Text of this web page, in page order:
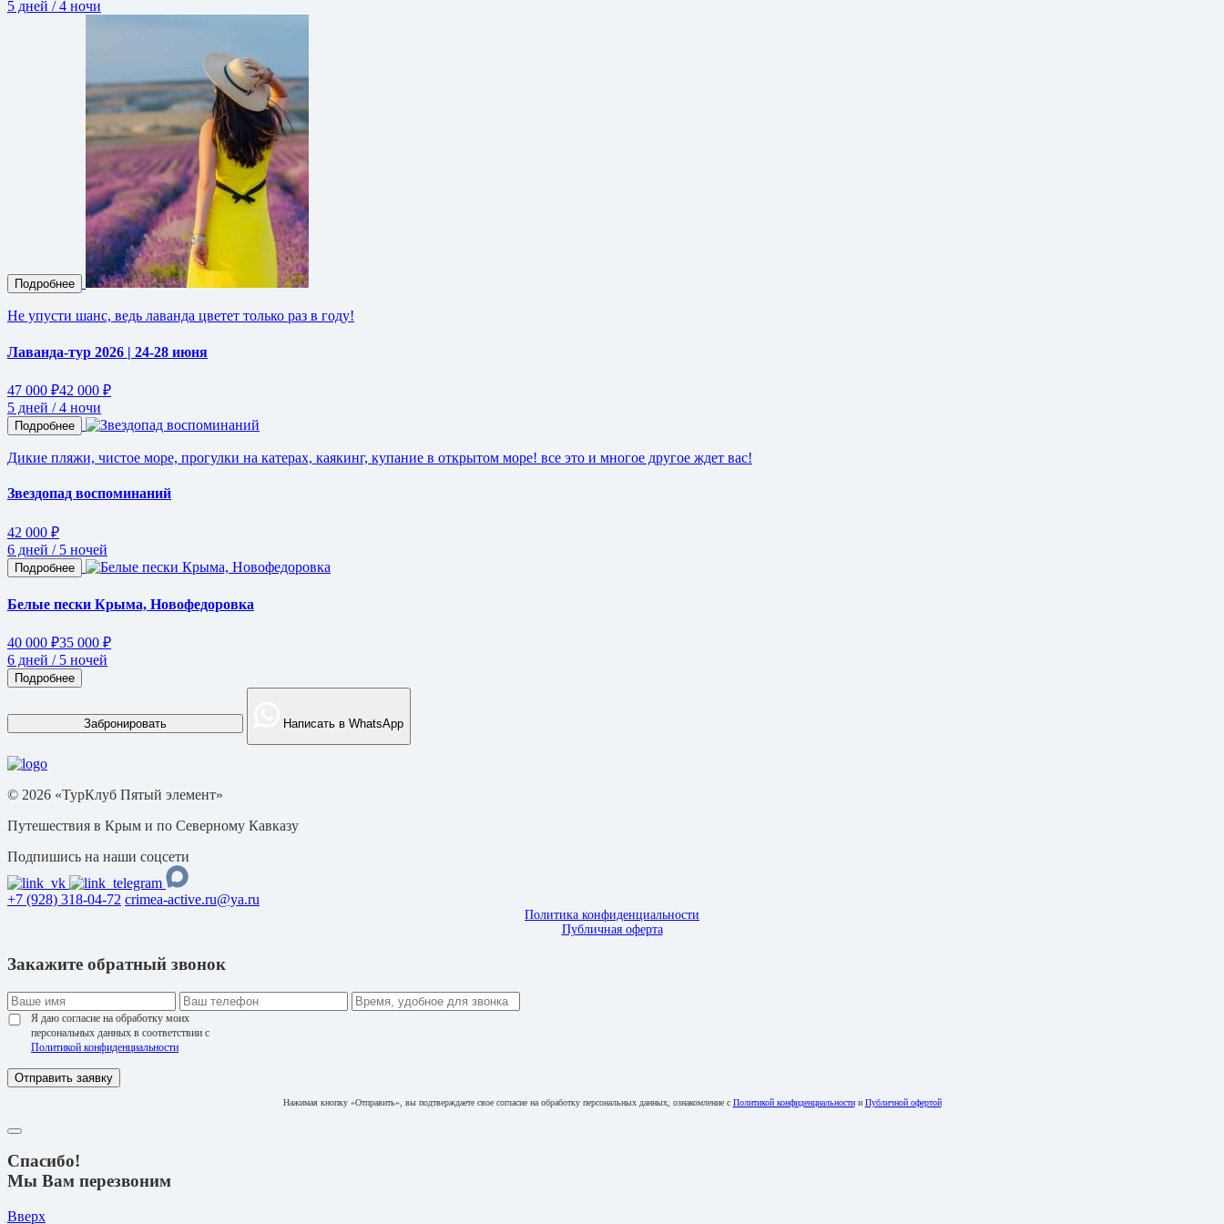
5 дней / 4 ночи
Подробнее
Не упусти шанс, ведь лаванда цветет только раз в году!
Лаванда-тур 2026 | 24-28 июня
47 000 ₽42 000 ₽
5 дней / 4 ночи
Подробнее
Дикие пляжи, чистое море, прогулки на катерах, каякинг, купание в открытом море! все это и многое другое ждет вас!
Звездопад воспоминаний
42 000 ₽
6 дней / 5 ночей
Подробнее
Белые пески Крыма, Новофедоровка
40 000 ₽35 000 ₽
6 дней / 5 ночей
Подробнее
Забронировать Написать в WhatsApp
© 2026 «ТурКлуб Пятый элемент»
Путешествия в Крым и по Северному Кавказу
Подпишись на наши соцсети
+7 (928) 318-04-72 crimea-active.ru@ya.ru
Политика конфиденциальности
Публичная оферта
Закажите обратный звонок
Я даю согласие на обработку моих
персональных данных в соответствии с
Политикой конфиденциальности
Отправить заявку
Нажимая кнопку «Отправить», вы подтверждаете свое согласие на обработку персональных данных, ознакомление с Политикой конфиденциальностии Публичной офертой
Спасибо!
Мы Вам перезвоним
Вверх